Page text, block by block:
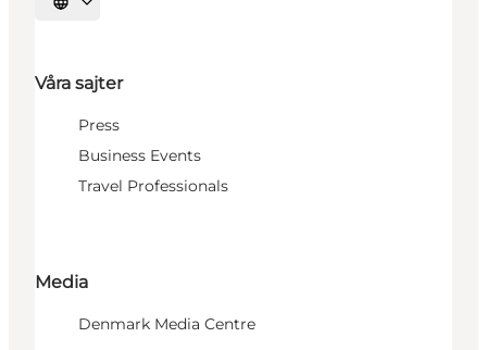
Välj språk
Våra sajter
Press
Business Events
Travel Professionals
Media
Denmark Media Centre